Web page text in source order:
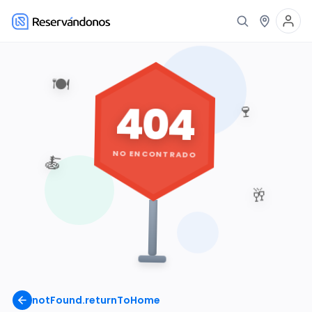
notFound.returnToHome
🍽️
🍷
🥂
🍝
404
NO ENCONTRADO